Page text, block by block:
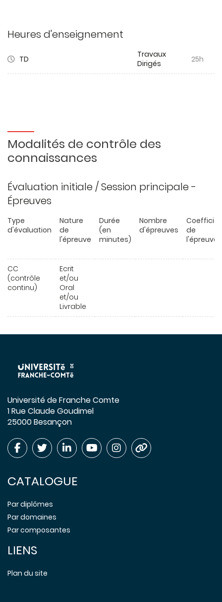
Heures d'enseignement
TD
Travaux
Dirigés
25h
Modalités de contrôle des
connaissances
Évaluation initiale / Session principale -
Épreuves
Type
d'évaluation
Nature
de
l'épreuve
Durée
(en
minutes)
Nombre
d'épreuves
de
l'épreuve
CC
(contrôle
continu)
Ecrit
et/ou
Oral
et/ou
Livrable
Université de Franche Comte
1 Rue Claude Goudimel
25000 Besançon
CATALOGUE
Par diplômes
Par domaines
Par composantes
LIENS
Plan du site